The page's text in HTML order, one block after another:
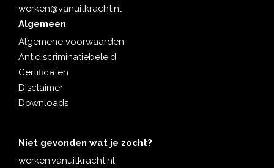
werken@vanuitkracht.nl
Algemeen
Algemene voorwaarden
Antidiscriminatiebeleid
Certificaten
Disclaimer
Downloads
Niet gevonden wat je zocht?
werken.vanuitkracht.nl